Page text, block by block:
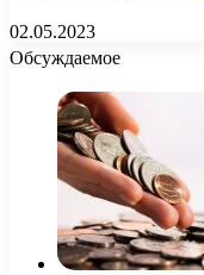
02.05.2023
Обсуждаемое